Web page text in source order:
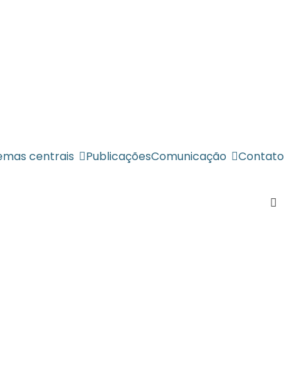
centrais PublicaçõesComunicação Contato